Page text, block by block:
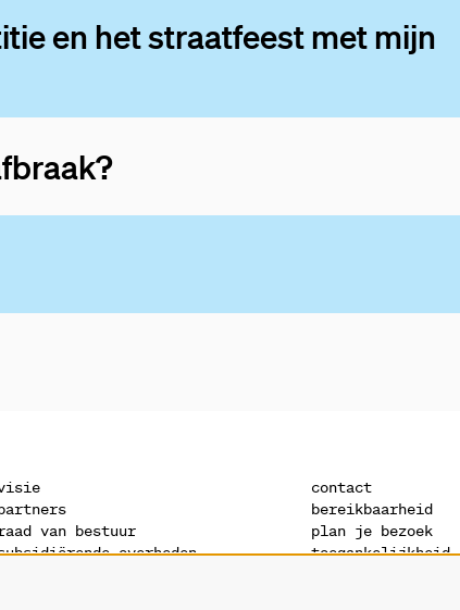
en het straatfeest met mijn
van bestuur
overheden
contact
bereikbaarheid
plan je bezoek
toegankelijkheid